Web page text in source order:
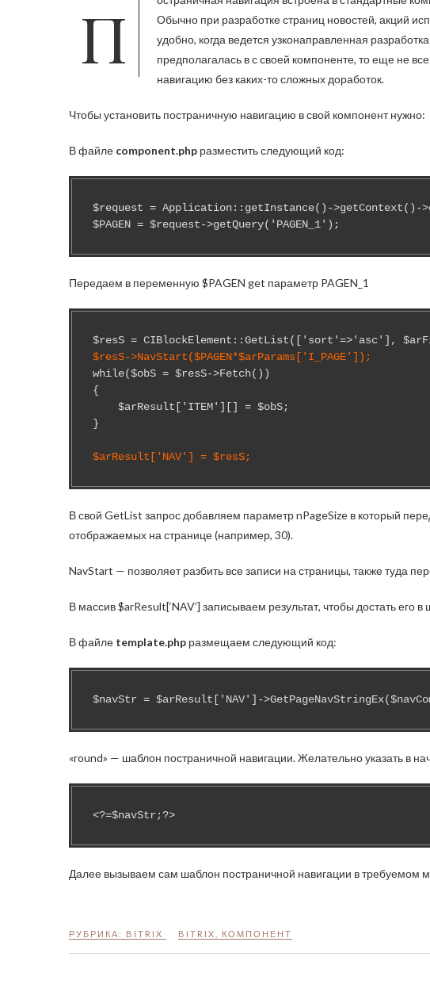
Постраничная навигация встроена в стандартные компоненты Битрикса news.list, catalog.section и дт.
Обычно при разработке страниц новостей, акций
удобно, когда ведется узконаправленная
предполагалась в с своей компоненте, то еще не
навигацию без каких-то сложных доработок.
Чтобы установить постраничную навигацию в свой компонент нужно:
В файле component.php разместить следующий код:
$request = Application::getInstance()->getContext()-
$PAGEN = $request->getQuery('PAGEN_1');
Передаем в переменную $PAGEN get параметр PAGEN_1
$resS = CIBlockElement::GetList(['sort'=>'asc'],
$resS->NavStart($PAGEN*$arParams['I_PAGE']);
while($obS = $resS->Fetch())
{
    $arResult['ITEM'][] = $obS;
}
$arResult['NAV'] = $resS;
В свой GetList запрос добавляем параметр nPageSize в который
отображаемых на странице (например, 30).
NavStart — позволяет разбить все записи на страницы, также туда
В массив $arResult[‘NAV’] записываем результат, чтобы достать его
В файле template.php размещаем следующий код:
$navStr = $arResult['NAV']-
«round» — шаблон постраничной навигации. Желательно указать в
<?=$navStr;?>
Далее вызываем сам шаблон постраничной навигации в требуемом
РУБРИКА: BITRIX BITRIX КОМПОНЕНТ